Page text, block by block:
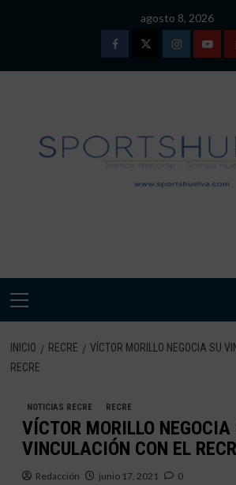
agosto 8, 2026
FacebookTwitterInstagram
Menú
INICIO RECRE
VÍCTOR MORILLO NEGOCIA SU
RECRE
NOTICIAS RECRE RECRE
VÍCTOR MORILLO NEGOCIA
VINCULACIÓN CON EL
Redacción junio 17, 2021 0